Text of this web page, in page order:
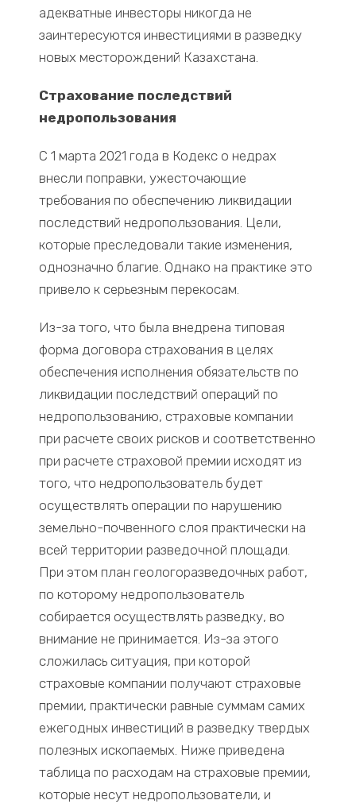
адекватные инвесторы никогда не
заинтересуются инвестициями в разведку
новых месторождений Казахстана.
Страхование последствий
недропользования
С 1 марта 2021 года в Кодекс о недрах
внесли поправки, ужесточающие
требования по обеспечению ликвидации
последствий недропользования. Цели,
которые преследовали такие изменения,
однозначно благие. Однако на практике это
привело к серьезным перекосам.
Из-за того, что была внедрена типовая
форма договора страхования в целях
обеспечения исполнения обязательств по
ликвидации последствий операций по
недропользованию, страховые компании
при расчете своих рисков и соответственно
при расчете страховой премии исходят из
того, что недропользователь будет
осуществлять операции по нарушению
земельно-почвенного слоя практически на
всей территории разведочной площади.
При этом план геологоразведочных работ,
по которому недропользователь
собирается осуществлять разведку, во
внимание не принимается. Из-за этого
сложилась ситуация, при которой
страховые компании получают страховые
премии, практически равные суммам самих
ежегодных инвестиций в разведку твердых
полезных ископаемых. Ниже приведена
таблица по расходам на страховые премии,
которые несут недропользователи, и